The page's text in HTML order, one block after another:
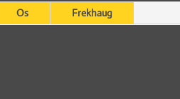
Os Frekhaug